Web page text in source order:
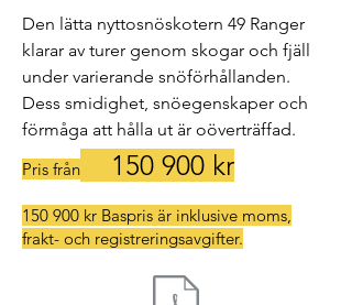
Den lätta nyttosnöskotern 49 Ranger
klarar av turer genom skogar och fjäll
under varierande snöförhållanden.
Dess smidighet, snöegenskaper och
förmåga att hålla ut är oöverträffad.
Pris från
150 900 kr
150 900 kr Baspris är inklusive moms,
frakt- och registreringsavgifter.